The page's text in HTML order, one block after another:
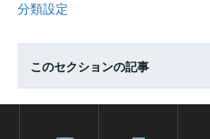
分類設定
このセクションの記事